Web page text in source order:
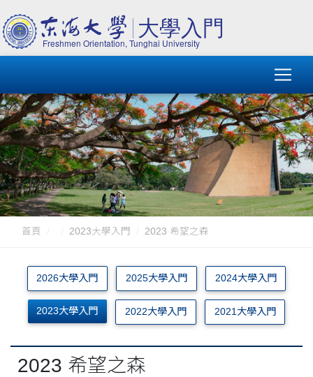
首頁 2023大學入門 2023 希望之森
2026大學入門 2025大學入門 2024大學入門
2023大學入門 2022大學入門 2021大學入門
2023 希望之森